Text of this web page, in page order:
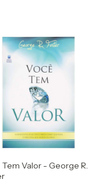
Valor - George R.